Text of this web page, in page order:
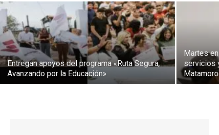
Entregan apoyos del programa «Ruta Segura,
Avanzando por la Educación»
Martes
servicios